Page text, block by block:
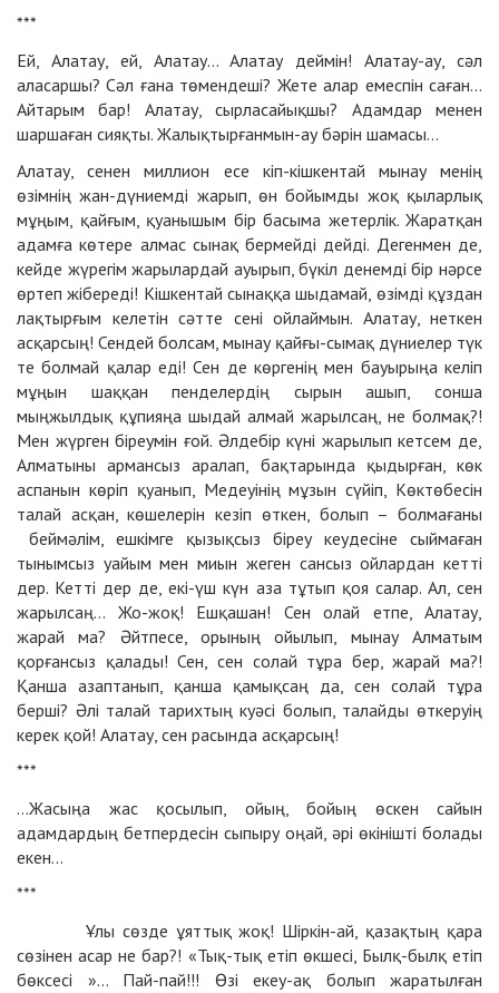
***
Ей, Алатау, ей, Алатау… Алатау деймін! Алатау-ау, сәл
аласаршы? Сәл ғана төмендеші? Жете алар емеспін саған…
Айтарым бар! Алатау, сырласайықшы? Адамдар менен
шаршаған сияқты. Жалықтырғанмын-ау бәрін шамасы…
Алатау, сенен миллион есе кіп-кішкентай мынау менің
өзімнің жан-дүниемді жарып, өн бойымды жоқ қыларлық
мұңым, қайғым, қуанышым бір басыма жетерлік. Жаратқан
адамға көтере алмас сынақ бермейді дейді. Дегенмен де,
кейде жүрегім жарылардай ауырып, бүкіл денемді бір нәрсе
өртеп жібереді! Кішкентай сынаққа шыдамай, өзімді құздан
лақтырғым келетін сәтте сені ойлаймын. Алатау, неткен
асқарсың! Сендей болсам, мынау қайғы-cымақ дүниелер түк
те болмай қалар еді! Сен де көргенің мен бауырыңа келіп
мұңын шаққан пенделердің сырын ашып, сонша
мыңжылдық құпияңа шыдай алмай жарылсаң, не болмақ?!
Мен жүрген біреумін ғой. Әлдебір күні жарылып кетсем де,
Алматыны армансыз аралап, бақтарында қыдырған, көк
аспанын көріп қуанып, Медеуінің мұзын сүйіп, Көктөбесін
талай асқан, көшелерін кезіп өткен, болып – болмағаны
беймәлім, ешкімге қызықсыз біреу кеудесіне сыймаған
тынымсыз уайым мен миын жеген сансыз ойлардан кетті
дер. Кетті дер де, екі-үш күн аза тұтып қоя салар. Ал, сен
жарылсаң… Жо-жоқ! Ешқашан! Сен олай етпе, Алатау,
жарай ма? Әйтпесе, орының ойылып, мынау Алматым
қорғансыз қалады! Сен, сен солай тұра бер, жарай ма?!
Қанша азаптанып, қанша қамықсаң да, сен солай тұра
берші? Әлі талай тарихтың куәсі болып, талайды өткеруің
керек қой! Алатау, сен расында асқарсың!
***
…Жасыңа жас қосылып, ойың, бойың өскен сайын
адамдардың бетпердесін сыпыру оңай, әрі өкінішті болады
екен…
***
Ұлы сөзде ұяттық жоқ! Шіркін-ай, қазақтың қара
сөзінен асар не бар?! «Тық-тық етіп өкшесі, Былқ-былқ етіп
бөксесі »… Пай-пай!!! Өзі екеу-ақ болып жаратылған